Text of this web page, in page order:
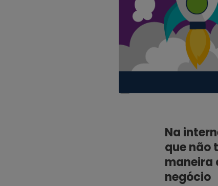
Na
que não
maneira
negócio